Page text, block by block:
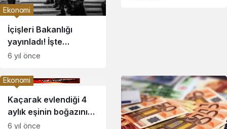
İçişleri Bakanlığı
yayınladı! İşte
koronavirüs
merak edilen soruların
yanıtları
Ekonomi
6 yıl önce
Kaçarak evlendiği 4
aylık eşinin boğazını
kesti
Ekonomi
6 yıl önce